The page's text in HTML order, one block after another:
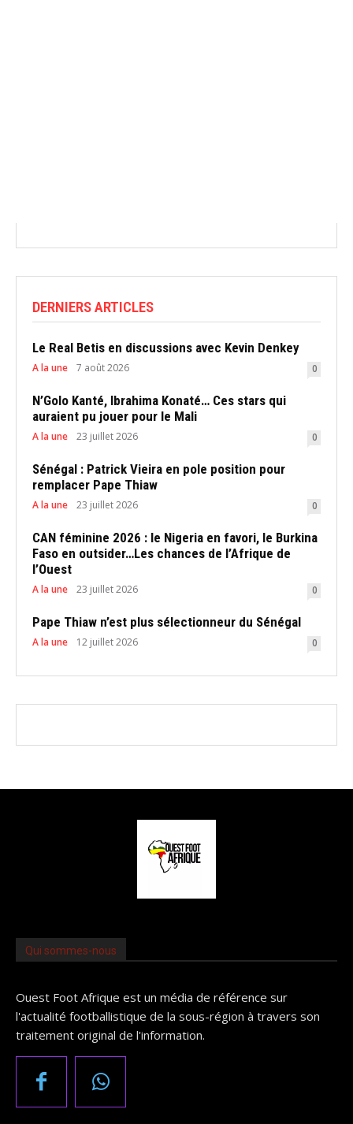
DERNIERS ARTICLES
Le Real Betis en discussions avec Kevin Denkey
A la une 7 août 2026 0
N’Golo Kanté, Ibrahima Konaté… Ces stars qui
auraient pu jouer pour le Mali
A la une 23 juillet 2026 0
Sénégal : Patrick Vieira en pole position pour
remplacer Pape Thiaw
A la une 23 juillet 2026 0
CAN féminine 2026 : le Nigeria en favori, le Burkina
Faso en outsider…Les chances de l’Afrique de
l’Ouest
A la une 23 juillet 2026 0
Pape Thiaw n’est plus sélectionneur du Sénégal
A la une 12 juillet 2026 0
Qui sommes-nous
Ouest Foot Afrique est un média de référence sur
l'actualité footballistique de la sous-région à travers son
traitement original de l'information.